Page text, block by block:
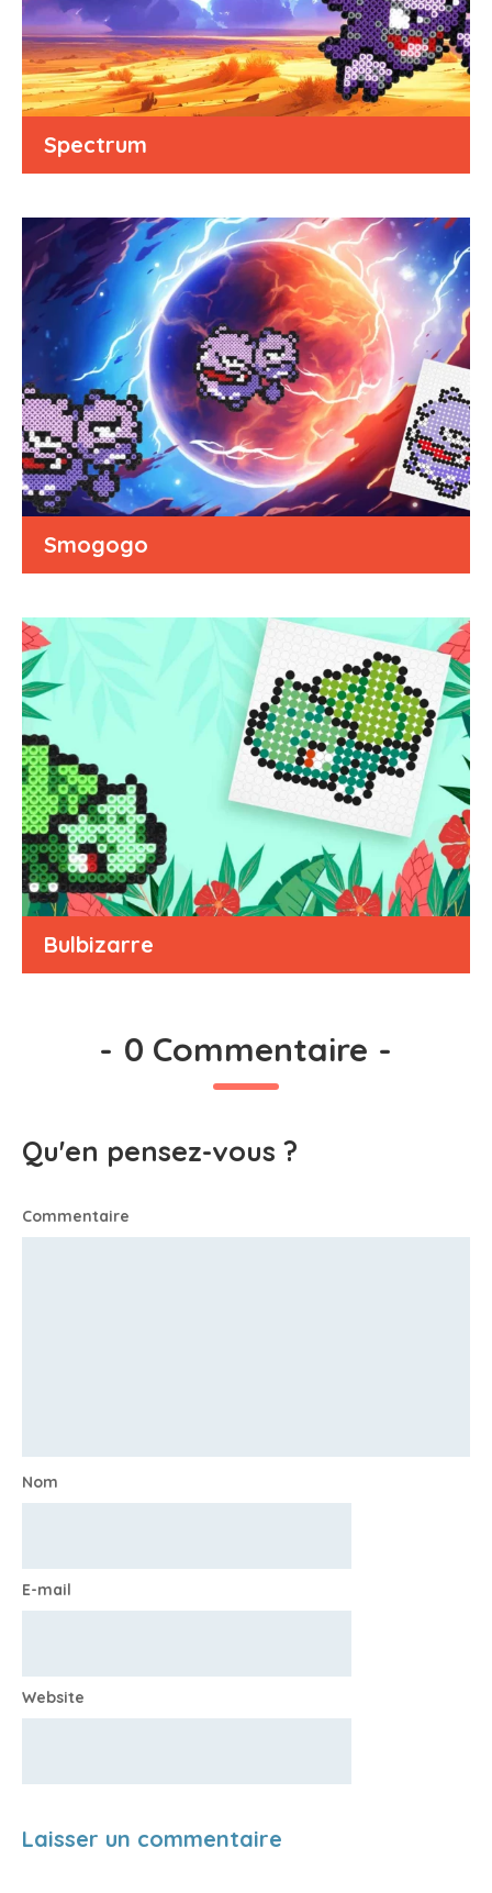
Spectrum
Smogogo
Bulbizarre
- 0 Commentaire -
Qu'en pensez-vous ?
Commentaire
Nom
E-mail
Website